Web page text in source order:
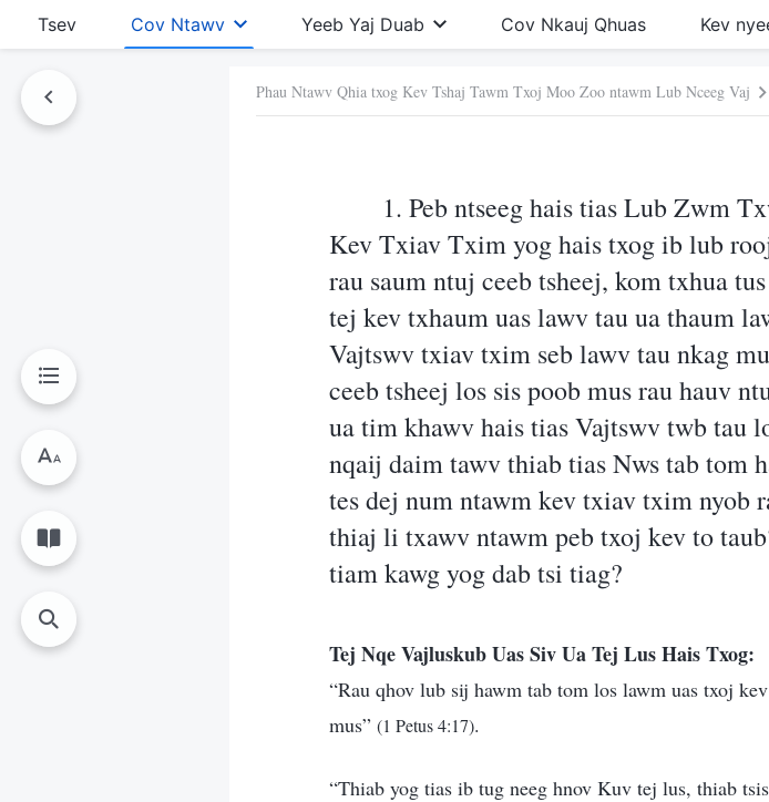
Tsev Cov Ntawv Yeeb Yaj Duab Cov Nkauj Qhuas Kev
Phau Ntawv Qhia txog Kev Tshaj Tawm Txoj Moo Zoo ntawm Lub Nceeg Vaj
1. Peb ntseeg hais tias Lub Zwm
Kev Txiav Txim yog hais txog ib lub
rau saum ntuj ceeb tsheej, kom txhua
tej kev txhaum uas lawv tau ua thaum
Vajtswv txiav txim seb lawv tau nkag
ceeb tsheej los sis poob mus rau hauv
ua tim khawv hais tias Vajtswv twb tau
nqaij daim tawv thiab tias Nws tab tom
tes dej num ntawm kev txiav txim nyob
thiaj li txawv ntawm peb txoj kev to
tiam kawg yog dab tsi tiag?
Tej Nqe Vajluskub Uas Siv Ua Tej Lus Hais Txog:
“Rau qhov lub sij hawm tab tom los lawm uas txoj
mus” (1 Petus 4:17).
“Thiab yog tias ib tug neeg hnov Kuv tej lus, thiab